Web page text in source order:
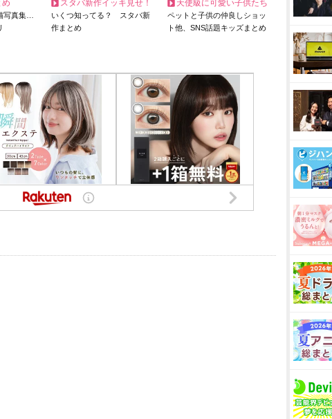
め
写真集…
スタバ新作イッキ見せ！
いくつ知ってる？ スタバ新
作まとめ
天使級に可愛い子供たち
ペットと子供の仲良しショッ
ト他、SNS話題キッズまとめ